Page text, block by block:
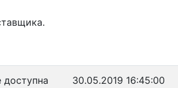
30.05.2019 16:45:00